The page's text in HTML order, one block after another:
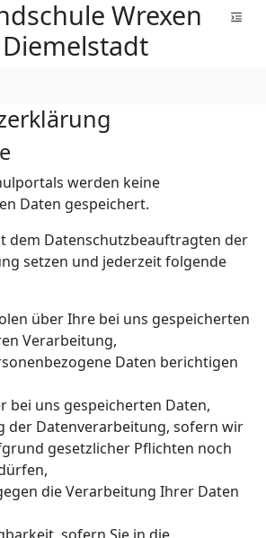
Wrexen
Diemelstadt
werden keine
Daten gespeichert.
dem Datenschutzbeauftragten der
setzen und jederzeit folgende
über Ihre bei uns gespeicherten
Verarbeitung,
Daten berichtigen
bei uns gespeicherten Daten,
der Datenverarbeitung, sofern wir
gesetzlicher Pflichten noch
die Verarbeitung Ihrer Daten